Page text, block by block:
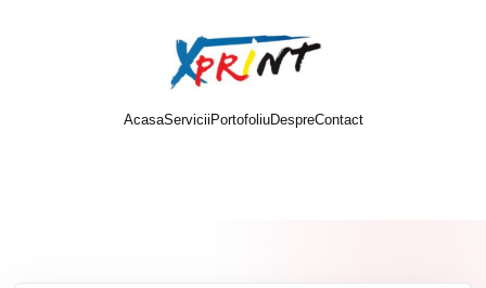
AcasaServicii PortofoliuDespreContact